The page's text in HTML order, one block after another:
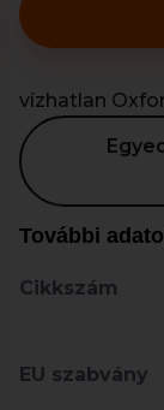
vízhatlan
További
Cikkszám
EU szabvány